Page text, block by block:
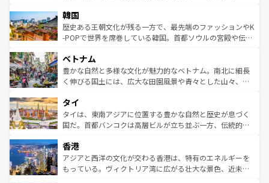
ワイを、存分に味わってほしい。 なお、新着のハワイ情報
はコンテンツ一覧を参照してほしい。
いる。アクティビティも充実しており、サーフィンやダイ
ビング、ハイキングなど、アウトドア好きにはたまらな
い。オーストラリアの多彩な魅力を存分に味わいつくそ
参照してほしい。
ン）、静ひつな山岳地帯である台湾東部など、都市の喧騒
と山間の静けさが共存しており、訪れる人に新しい発見と
驚きをもたらしてくれる。また、奥深い台湾の食文化も魅
容にもいいと評判のスイーツなど、バラエティ豊かな料理
が味わえる。 なお、新着の台湾情報は コンテンツ一覧を参
照してほしい。
韓国
歴史ある王朝文化が残る一方で、最先端のファッションやK
-POPで世界を席巻している韓国。首都ソウルの宮殿や伝統
き、地方に足を延ばせば四季折々の自然美を楽しむことが
できる。そして、キムチや焼肉、絶品のストリートフード
まで、さまざまな韓国料理が待っている。夜には、韓国な
リティに包まれながら、韓国の多彩な魅力を心ゆくまで味
わってみてほしい。 なお、新着の韓国情報はコンテンツ一
覧を参照してほしい。
ベトナム
豊かな自然と多様な文化が魅力的なベトナム。南北に細長
く伸びる国土には、広大な田園風景や青々とした山々、世
急速な発展と共に伝統が息づく。ハノイの古い町並みやホ
ーチミン市のフランス統治時代の建物も、独特の雰囲気を
醸し出している。また、バラエティの豊かさとおいしさで
とつ。フォーやバインミー、ベトナムコーヒーなどは、ぜ
ひ現地で味わいたい。どの地域を訪れてもあたたかい人々
が旅行者を迎えてくれるので、きっと忘れられない旅にな
タイ
タイは、東南アジアに位置する豊かな自然と歴史が息づく
国だ。首都バンコクは高層ビルが立ち並ぶ一方、伝統的な
の活気が交差している。北部ではチェンマイなどの山岳地
帯で自然と触れ合い、南部ではプーケットやクラビの美し
いビーチでリゾート気分を楽しむことができる。タイ料理
香港
アジアと西洋の文化が交わる香港は、特有のエネルギーを
もっている。ヴィクトリア湾に広がる壮大な景色、近未来